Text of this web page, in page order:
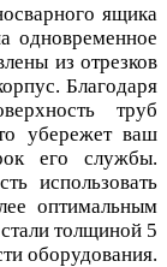
ящика
одновременное
из отрезков
Благодаря
труб
убережет ваш
его службы.
использовать
оптимальным
толщиной 5
оборудования.